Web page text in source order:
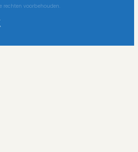
voorbehouden.